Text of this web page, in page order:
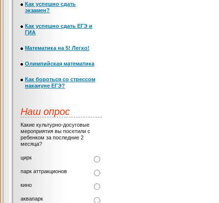
Как успешно сдать
экзамен?
Как успешно сдать ЕГЭ и
ГИА
Математика на 5! Легко!
Олимпийская математика
Как бороться со стрессом
накануне ЕГЭ?
Наш опрос
Какие культурно-досуговые
мероприятия вы посетили с
ребенком за последние 2
месяца?
цирк
парк аттракционов
кино
аквапарк